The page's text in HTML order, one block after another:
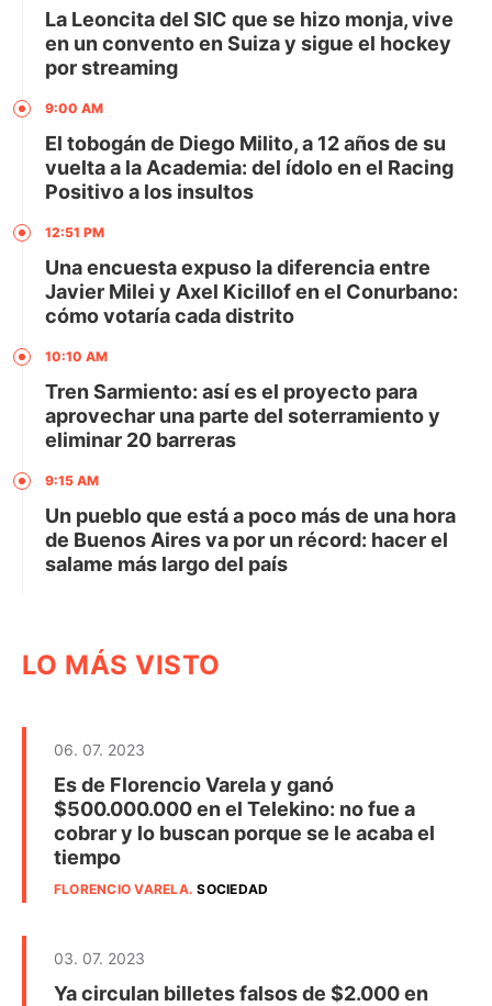
La Leoncita del SIC que se hizo monja, vive
en un convento en Suiza y sigue el hockey
por streaming
9:00 AM
El tobogán de Diego Milito, a 12 años de su
vuelta a la Academia: del ídolo en el Racing
Positivo a los insultos
12:51 PM
Una encuesta expuso la diferencia entre
Javier Milei y Axel Kicillof en el Conurbano:
cómo votaría cada distrito
10:10 AM
Tren Sarmiento: así es el proyecto para
aprovechar una parte del soterramiento y
eliminar 20 barreras
9:15 AM
Un pueblo que está a poco más de una hora
de Buenos Aires va por un récord: hacer el
salame más largo del país
LO MÁS VISTO
06. 07. 2023
Es de Florencio Varela y ganó
$500.000.000 en el Telekino: no fue a
cobrar y lo buscan porque se le acaba el
tiempo
FLORENCIO VARELA.SOCIEDAD
03. 07. 2023
Ya circulan billetes falsos de $2.000 en